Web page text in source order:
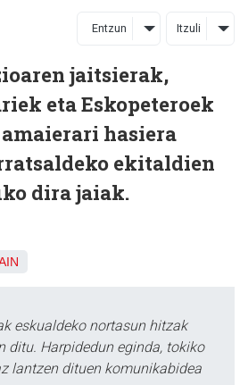
Entzun Itzuli
jaitsierak,
eta Eskopeteroek
hasiera
ekitaldien
dira jaiak.
eskualdeko nortasun hitzak
ditu. Harpidedun eginda, tokiko
lantzen dituen komunikabidea